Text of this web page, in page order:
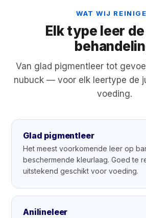
WAT WIJ
Elk type leer
Van glad pigmentleer tot
nubuck — voor elk leertype de
voeding.
Glad pigmentleer
Het meest voorkomende leer op
beschermende kleurlaag. Goed te
uitstekend geschikt voor voeding.
Anilineleer